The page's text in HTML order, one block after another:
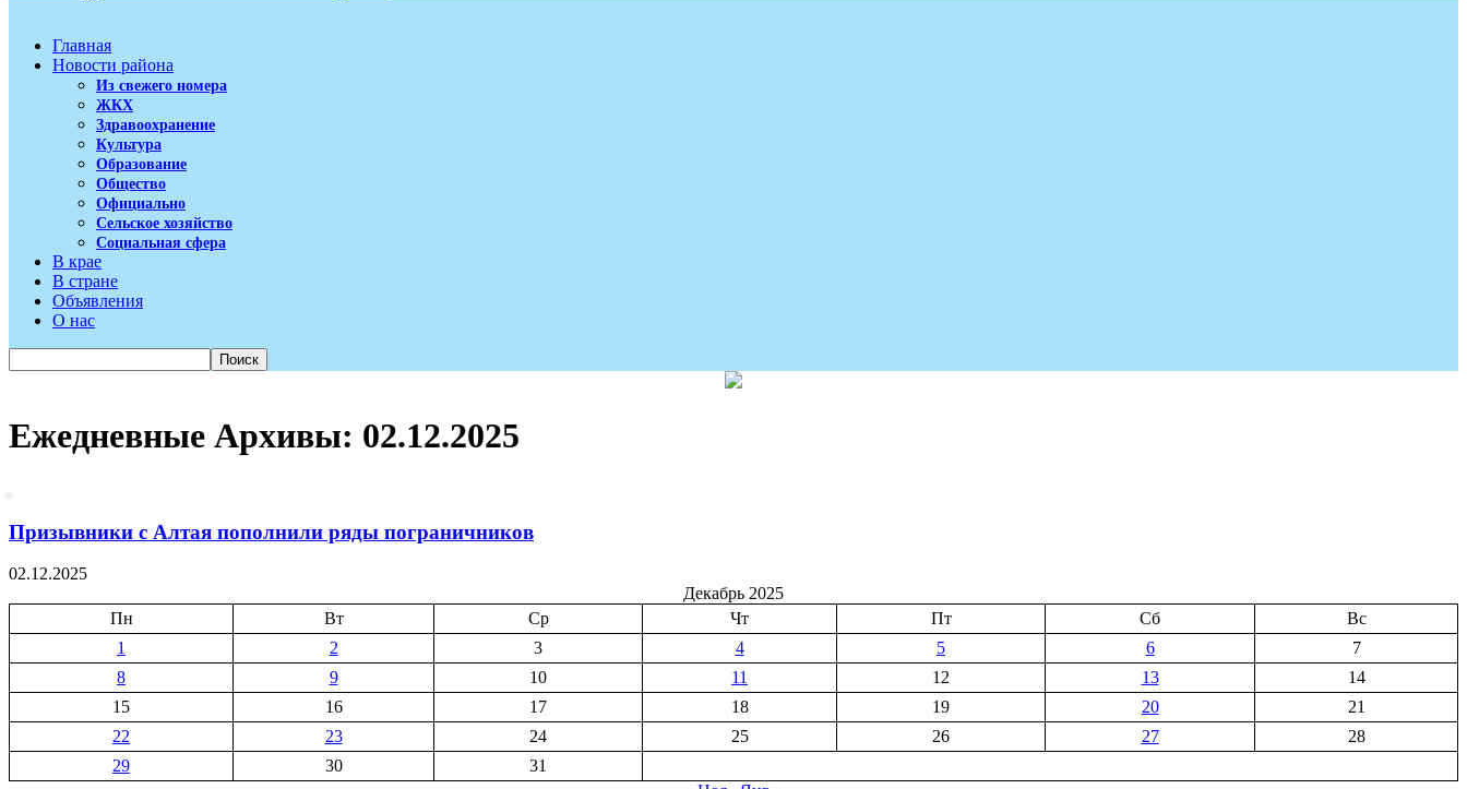
Главная
Новости района
Из свежего номера
ЖКХ
Здравоохранение
Культура
Образование
Общество
Официально
Сельское хозяйство
Социальная сфера
В крае
В стране
Объявления
О нас
Ежедневные Архивы: 02.12.2025
Призывники с Алтая пополнили ряды пограничников
02.12.2025
Декабрь 2025
Пн
Вт Ср Чт Пт Сб
Вс
1
2 3 4 5 6
7
8
9 10 11 12 13
14
15
16 17 18 19 20
21
22
23 24 25 26 27
28
29
30
31